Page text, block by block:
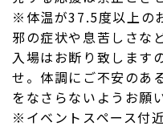
※体温が37.5度以上の
邪の症状や息苦しさな
入場はお断り致します
せ。体調にご不安のあ
をなさらないようお願
※イベントスペース付